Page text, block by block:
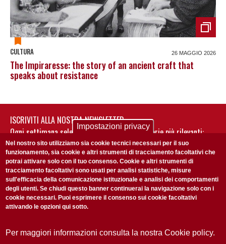
CULTURA 26 MAGGIO 2026
The Impiraresse: the story of an ancient craft that
speaks about resistance
ISCRIVITI ALLA NOSTRA NEWSLETTER
Ogni settimana selezioniamo per te nostre storie più rilevanti:
non perderti gli aggiornamenti della nostra newsletter
Accetto laPrivacy Policy
Impostazioni privacy
Nel nostro sito utilizziamo sia cookie tecnici necessari per il suo
funzionamento, sia cookie e altri strumenti di tracciamento facoltativi che
potrai attivare solo con il tuo consenso. Cookie e altri strumenti di
tracciamento facoltativi sono usati per analisi statistiche, misure
sull'efficacia della comunicazione istituzionale e analisi dei comportamenti
degli utenti. Se chiudi questo banner continuerai la navigazione solo con i
cookie necessari. Puoi esprimere il consenso sui cookie facoltativi
attivando le opzioni qui sotto.
Per maggiori informazioni consulta la nostra Cookie policy.